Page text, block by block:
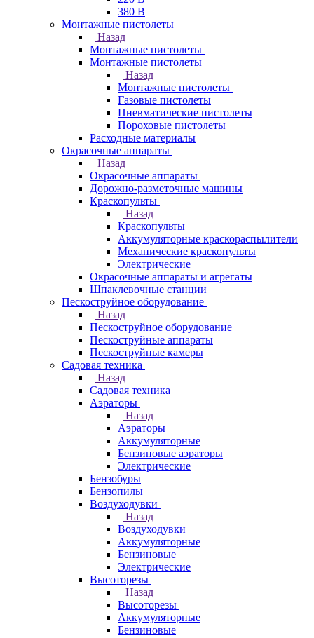
380 В
Монтажные пистолеты
Назад
Монтажные пистолеты
Монтажные пистолеты
Назад
Монтажные пистолеты
Газовые пистолеты
Пневматические пистолеты
Пороховые пистолеты
Расходные материалы
Окрасочные аппараты
Назад
Окрасочные аппараты
Дорожно-разметочные машины
Краскопульты
Назад
Краскопульты
Аккумуляторные краскораспылители
Механические краскопульты
Электрические
Окрасочные аппараты и агрегаты
Шпаклевочные станции
Пескоструйное оборудование
Назад
Пескоструйное оборудование
Пескоструйные аппараты
Пескоструйные камеры
Садовая техника
Назад
Садовая техника
Аэраторы
Назад
Аэраторы
Аккумуляторные
Бензиновые аэраторы
Электрические
Бензобуры
Бензопилы
Воздуходувки
Назад
Воздуходувки
Аккумуляторные
Бензиновые
Электрические
Высоторезы
Назад
Высоторезы
Аккумуляторные
Бензиновые